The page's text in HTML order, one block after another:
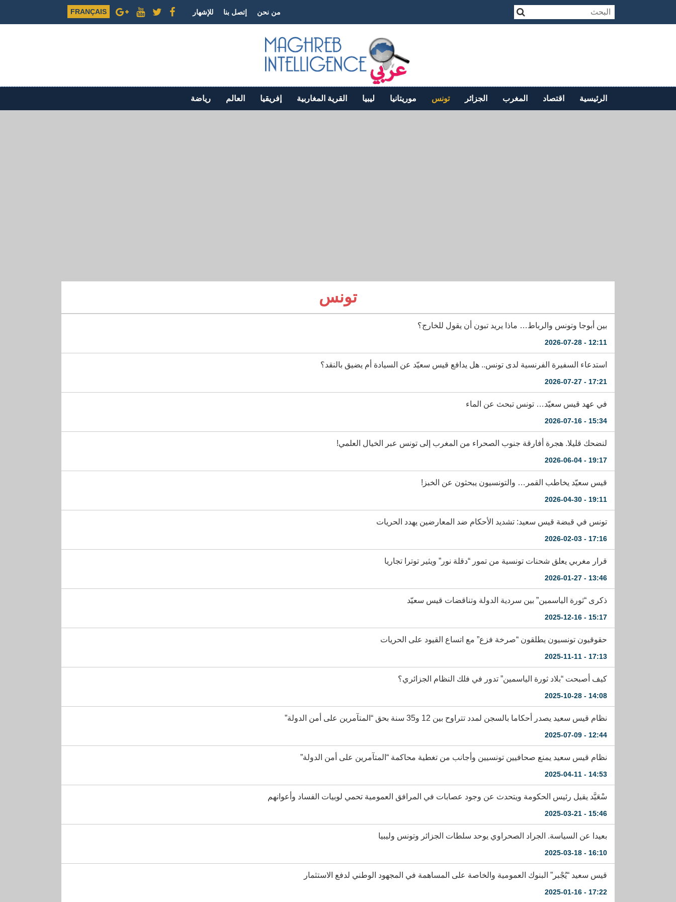
FRANÇAIS من نحن إتصل بنا للإشهار
الرئيسية اقتصاد المغرب الجزائر تونس موريتانيا ليبيا القرية المغاربية إفريقيا العالم رياضة
تونس
بين أبوجا وتونس والرباط… ماذا يريد تبون أن يقول للخارج؟
12:11 - 2026-07-28
استدعاء السفيرة الفرنسية لدى تونس.. هل يدافع قيس سعيّد عن السيادة أم يضيق بالنقد؟
17:21 - 2026-07-27
في عهد قيس سعيّد… تونس تبحث عن الماء
15:34 - 2026-07-16
لنضحك قليلا. هجرة أفارقة جنوب الصحراء من المغرب إلى تونس عبر الخيال العلمي!
19:17 - 2026-06-04
قيس سعيّد يخاطب القمر… والتونسيون يبحثون عن الخبز!
19:11 - 2026-04-30
تونس في قبضة قيس سعيد: تشديد الأحكام ضد المعارضين يهدد الحريات
17:16 - 2026-02-03
قرار مغربي يعلق شحنات تونسية من تمور “دقلة نور” ويثير توترا تجاريا
13:46 - 2026-01-27
ذكرى “ثورة الياسمين” بين سردية الدولة وتناقضات قيس سعيّد
15:17 - 2025-12-16
حقوقيون تونسيون يطلقون “صرخة فزع” مع اتساع القيود على الحريات
17:13 - 2025-11-11
كيف أصبحت “بلاد ثورة الياسمين” تدور في فلك النظام الجزائري؟
14:08 - 2025-10-28
نظام قيس سعيد يصدر أحكاما بالسجن لمدد تتراوح بين 12 و35 سنة بحق “المتآمرين على أمن الدولة”
12:44 - 2025-07-09
نظام قيس سعيد يمنع صحافيين تونسيين وأجانب من تغطية محاكمة “المتآمرين على أمن الدولة”
14:53 - 2025-04-11
سْعَيَّد يقيل رئيس الحكومة ويتحدث عن وجود عصابات في المرافق العمومية تحمي لوبيات الفساد وأعوانهم
15:46 - 2025-03-21
بعيدا عن السياسة. الجراد الصحراوي يوحد سلطات الجزائر وتونس وليبيا
16:10 - 2025-03-18
قيس سعيد “يُجْبر” البنوك العمومية والخاصة على المساهمة في المجهود الوطني لدفع الاستثمار
17:22 - 2025-01-16